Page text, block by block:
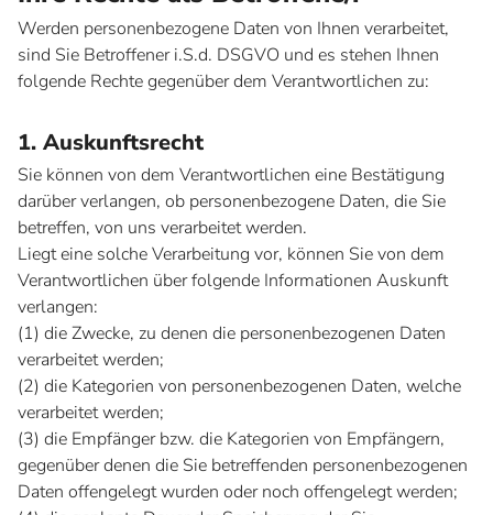
Werden personenbezogene Daten von Ihnen verarbeitet,
sind Sie Betroffener i.S.d. DSGVO und es stehen Ihnen
folgende Rechte gegenüber dem Verantwortlichen zu:
1. Auskunftsrecht
Sie können von dem Verantwortlichen eine Bestätigung
darüber verlangen, ob personenbezogene Daten, die Sie
betreffen, von uns verarbeitet werden.
Liegt eine solche Verarbeitung vor, können Sie von dem
Verantwortlichen über folgende Informationen Auskunft
verlangen:
(1) die Zwecke, zu denen die personenbezogenen Daten
verarbeitet werden;
(2) die Kategorien von personenbezogenen Daten, welche
verarbeitet werden;
(3) die Empfänger bzw. die Kategorien von Empfängern,
gegenüber denen die Sie betreffenden personenbezogenen
Daten offengelegt wurden oder noch offengelegt werden;